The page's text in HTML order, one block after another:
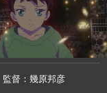
監督
幾原邦彦